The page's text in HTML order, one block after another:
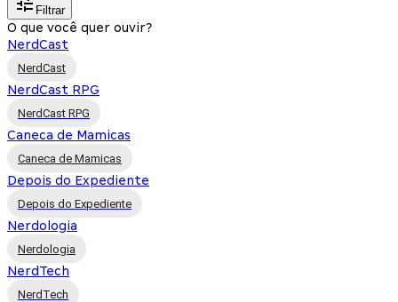
Filtrar
O que você quer ouvir?
NerdCast
NerdCast
NerdCast RPG
NerdCast RPG
Caneca de Mamicas
Caneca de Mamicas
Depois do Expediente
Depois do Expediente
Nerdologia
Nerdologia
NerdTech
NerdTech